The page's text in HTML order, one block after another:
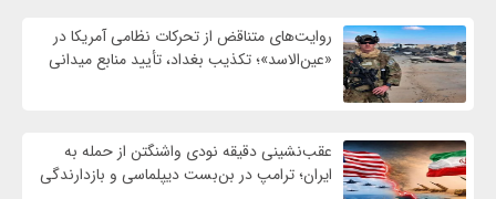
روایت‌های متناقض از تحرکات نظامی آمریکا در
«عین‌الاسد»؛ تکذیب بغداد، تأیید منابع میدانی
عقب‌نشینی دقیقه نودی واشنگتن از حمله به
ایران؛ ترامپ در بن‌بست دیپلماسی و بازدارندگی